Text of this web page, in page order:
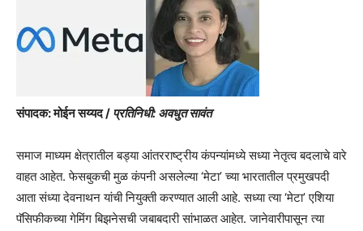
संपादक: मोईन सय्यद / प्रतिनिधी: अवधुत सावंत
समाज माध्यम क्षेत्रातील बड्या आंतरराष्ट्रीय कंपन्यांमध्ये सध्या नेतृत्व बदलाचे वारे
वाहत आहेत. फेसबुकची मुळ कंपनी असलेल्या ‘मेटा’ च्या भारतातील प्रमुखपदी
आता संध्या देवनाथन यांची नियुक्ती करण्यात आली आहे. सध्या त्या ‘मेटा’ एशिया
पॅसिफीकच्या गेमिंग बिझनेसची जबाबदारी सांभाळत आहेत. जानेवारीपासून त्या